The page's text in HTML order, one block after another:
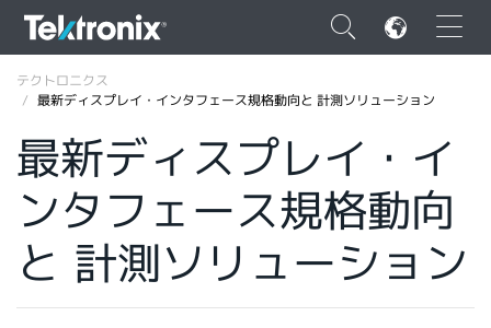
×
ENGLISH
FRANÇAIS
テクトロニクス
最新ディスプレイ・インタフェース規格動向と 計測ソリューション
最新ディスプレイ・イ
ンタフェース規格動向
と 計測ソリューション